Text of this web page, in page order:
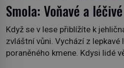
Smola: Voňavé a
Když se v lese přiblížíte k
zvláštní vůni. Vychází z lepkavé
poraněného kmene. Kdysi lidé